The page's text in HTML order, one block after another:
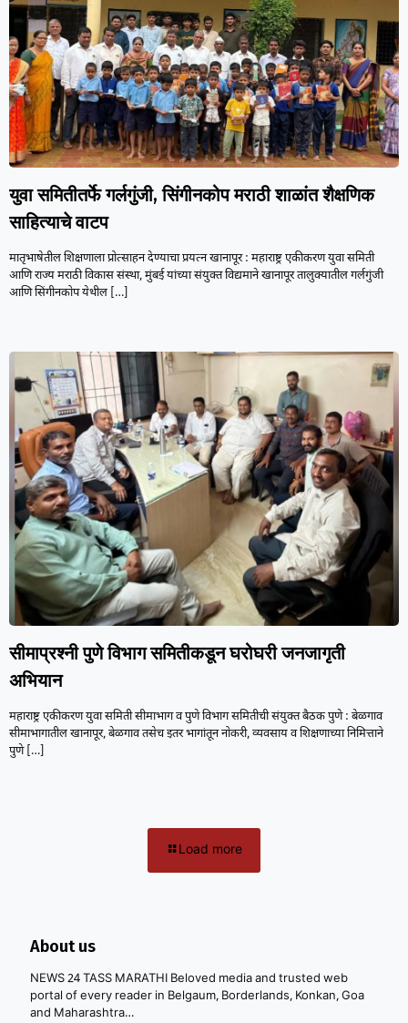
युवा समितीतर्फे गर्लगुंजी, सिंगीनकोप मराठी शाळांत शैक्षणिक
साहित्याचे वाटप
मातृभाषेतील शिक्षणाला प्रोत्साहन देण्याचा प्रयत्न खानापूर : महाराष्ट्र एकीकरण युवा समिती
आणि राज्य मराठी विकास संस्था, मुंबई यांच्या संयुक्त विद्यमाने खानापूर तालुक्यातील गर्लगुंजी
आणि सिंगीनकोप येथील […]
सीमाप्रश्नी पुणे विभाग समितीकडून घरोघरी जनजागृती
अभियान
महाराष्ट्र एकीकरण युवा समिती सीमाभाग व पुणे विभाग समितीची संयुक्त बैठक पुणे : बेळगाव
सीमाभागातील खानापूर, बेळगाव तसेच इतर भागांतून नोकरी, व्यवसाय व शिक्षणाच्या निमित्ताने
पुणे[…]
Load more
About us
NEWS 24 TASS MARATHI Beloved media and trusted web
portal of every reader in Belgaum, Borderlands, Konkan, Goa
and Maharashtra…